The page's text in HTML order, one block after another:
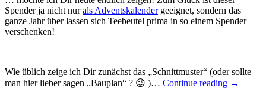
Spender ja nicht nurals Adventskalendergeeignet, sondern das
ganze Jahr über lassen sich Teebeutel prima in so einem Spender
verschenken!
Wie üblich zeige ich Dir zunächst das „Schnittmuster“ (oder sollte
man hier lieber sagen „Bauplan“ ? 😉 )… Continue reading →